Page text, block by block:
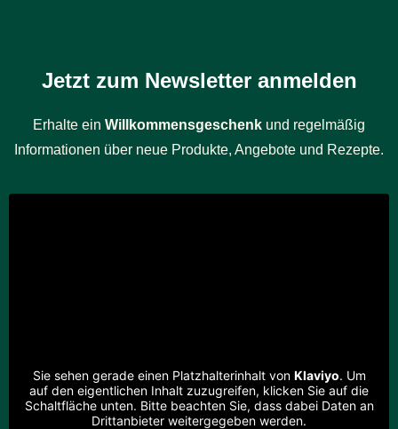
Jetzt zum Newsletter anmelden
Erhalte ein Willkommensgeschenk und regelmäßig
Informationen über neue Produkte, Angebote und Rezepte.
Sie sehen gerade einen Platzhalterinhalt von Klaviyo. Um
auf den eigentlichen Inhalt zuzugreifen, klicken Sie auf die
Schaltfläche unten. Bitte beachten Sie, dass dabei Daten an
Drittanbieter weitergegeben werden.